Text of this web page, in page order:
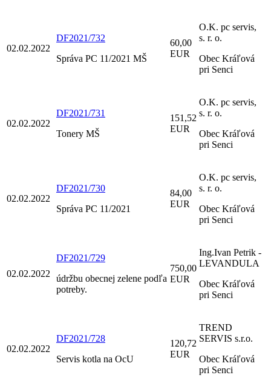
02.02.2022
DF2021/732
Správa PC 11/2021 MŠ
60,00
EUR
O.K. pc servis,
s. r. o.
Obec Kráľová
pri Senci
02.02.2022
DF2021/731
Tonery MŠ
151,52
EUR
O.K. pc servis,
s. r. o.
Obec Kráľová
pri Senci
02.02.2022
DF2021/730
Správa PC 11/2021
84,00
EUR
O.K. pc servis,
s. r. o.
Obec Kráľová
pri Senci
02.02.2022
DF2021/729
údržbu obecnej zelene podľa
potreby.
750,00
EUR
Ing.Ivan Petrik -
LEVANDULA
Obec Kráľová
pri Senci
02.02.2022
DF2021/728
Servis kotla na OcU
120,72
EUR
TREND
SERVIS s.r.o.
Obec Kráľová
pri Senci